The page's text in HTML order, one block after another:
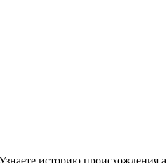
историю происхождения